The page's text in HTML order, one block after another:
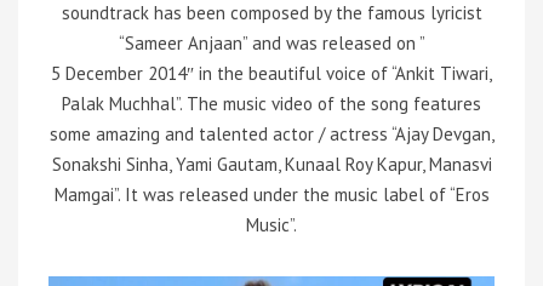
soundtrack has been composed by the famous lyricist
“Sameer Anjaan” and was released on ”
5 December 2014″ in the beautiful voice of “Ankit Tiwari,
Palak Muchhal”. The music video of the song features
some amazing and talented actor / actress “Ajay Devgan,
Sonakshi Sinha, Yami Gautam, Kunaal Roy Kapur, Manasvi
Mamgai”. It was released under the music label of “Eros
Music”.